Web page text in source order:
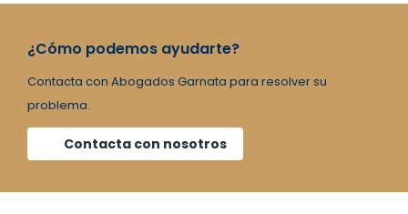
¿Cómo podemos ayudarte?
Contacta con Abogados Garnata para resolver su
problema.
Contacta con nosotros